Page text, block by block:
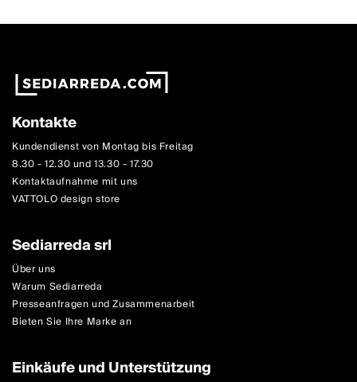
Kontakte
Kundendienst von Montag bis Freitag
8.30 - 12.30 und 13.30 - 17.30
Kontaktaufnahme mit uns
VATTOLO design store
Sediarreda srl
Über uns
Warum Sediarreda
Presseanfragen und Zusammenarbeit
Bieten Sie Ihre Marke an
Einkäufe und Unterstützung